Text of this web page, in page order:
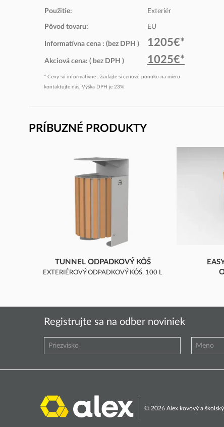
Použitie: Exteriér
Pôvod tovaru: EU
Informatívna cena : (bez DPH ) 1205€*
Akciová cena: ( bez DPH ) 1025€*
* Ceny sú informatívne , žiadajte si cenovú ponuku na mieru
kontaktujte nás. Výška DPH je 23%
PRÍBUZNÉ PRODUKTY
TUNNEL ODPADKOVÝ KÔŠ
EXTERIÉROVÝ ODPADKOVÝ KÔŠ, 100 L
Registrujte sa na odber noviniek
© 2026 Alex kovový a